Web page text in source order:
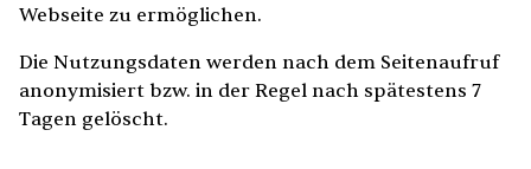
Webseite zu ermöglichen.
Die Nutzungsdaten werden nach dem Seitenaufruf
anonymisiert bzw. in der Regel nach spätestens 7
Tagen gelöscht.